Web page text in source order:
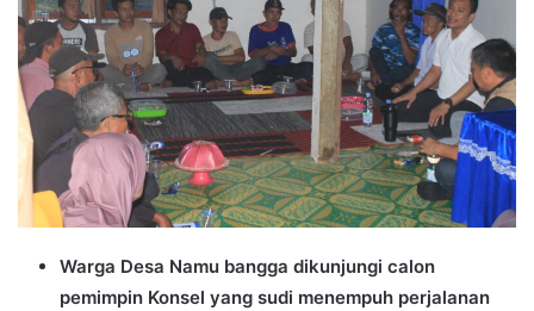
Warga Desa Namu bangga dikunjungi calon
pemimpin Konsel yang sudi menempuh perjalanan